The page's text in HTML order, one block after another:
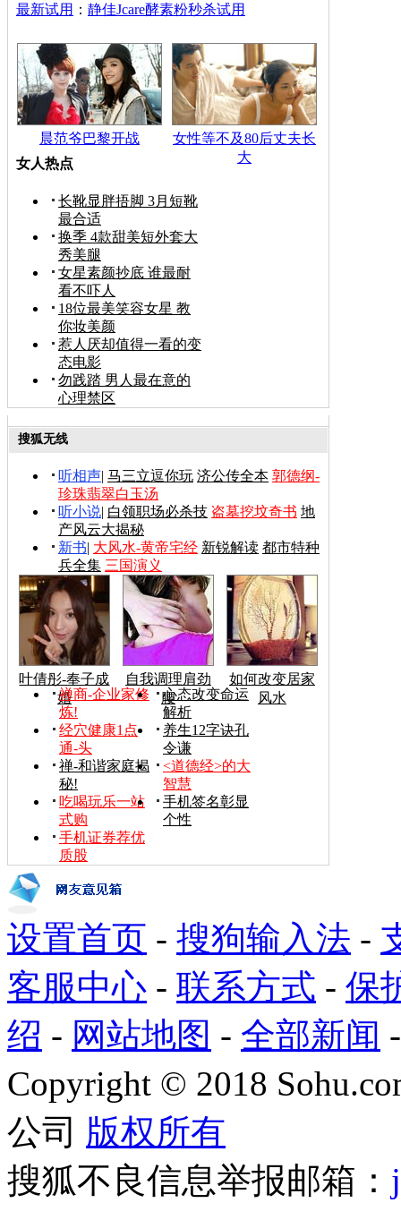
最新试用 ： 静佳Jcare酵素粉秒杀试用
晨范爷巴黎开战
女性等不及80后丈夫长
大
女人热点
长靴显胖捂脚 3月短靴
最合适
换季 4款甜美短外套大
秀美腿
女星素颜抄底 谁最耐
看不吓人
18位最美笑容女星 教
你妆美颜
惹人厌却值得一看的变
态电影
勿践踏 男人最在意的
心理禁区
搜狐无线
听相声| 马三立逗你玩 济公传全本 郭德纲-
珍珠翡翠白玉汤
听小说| 白领职场必杀技 盗墓挖坟奇书 地
产风云大揭秘
新书| 大风水-黄帝宅经 新锐解读 都市特种
兵全集 三国演义
叶倩彤-奉子成
婚
自我调理肩劲
腰
如何改变居家
风水
禅商-企业家修
炼!
心态改变命运
解析
经穴健康1点
通-头
养生12字诀孔
令谦
禅-和谐家庭揭
秘!
<道德经>的大
智慧
吃喝玩乐一站
式购
手机签名彰显
个性
手机证券荐优
质股
设置首页 - 搜狗输入法 -
客服中心 - 联系方式 - 保
绍 - 网站地图 - 全部新闻
Copyright © 2018
公司 版权所有
搜狐不良信息举报邮箱：